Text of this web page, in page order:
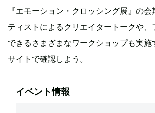
『エモーション・クロッシング展』の
ティストによるクリエイタートークや、
できるさまざまなワークショップも実
サイトで確認しよう。
イベント情報